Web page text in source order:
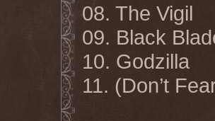
08. The Vigil
09. Black
10. Godzilla
11. (Don’t